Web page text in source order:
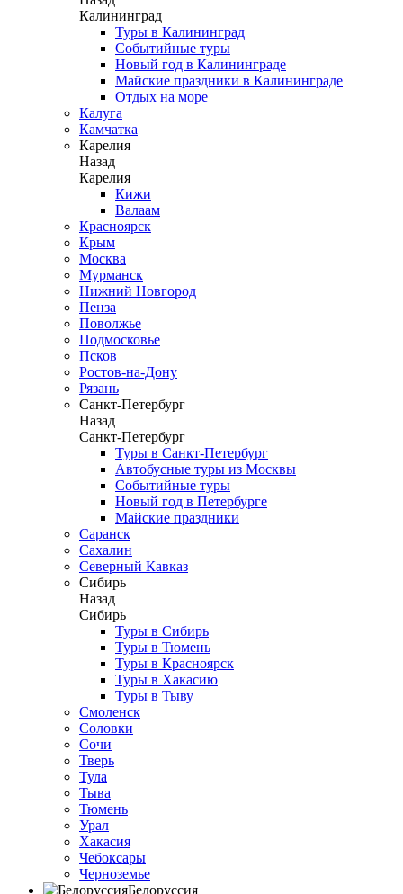
Калининград
Туры в Калининград
Событийные туры
Новый год в Калининграде
Майские праздники в Калининграде
Отдых на море
Калуга
Камчатка
Карелия
Назад
Карелия
Кижи
Валаам
Красноярск
Крым
Москва
Мурманск
Нижний Новгород
Пенза
Поволжье
Подмосковье
Псков
Ростов-на-Дону
Рязань
Санкт-Петербург
Назад
Санкт-Петербург
Туры в Санкт-Петербург
Автобусные туры из Москвы
Событийные туры
Новый год в Петербурге
Майские праздники
Саранск
Сахалин
Северный Кавказ
Сибирь
Назад
Сибирь
Туры в Сибирь
Туры в Тюмень
Туры в Красноярск
Туры в Хакасию
Туры в Тыву
Смоленск
Соловки
Сочи
Тверь
Тула
Тыва
Тюмень
Урал
Хакасия
Чебоксары
Черноземье
Белоруссия